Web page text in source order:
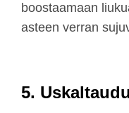
boostaamaan
asteen verran
5.